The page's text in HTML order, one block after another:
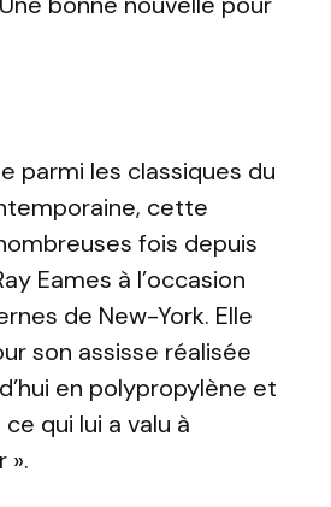
parmi les classiques du
cette
fois depuis
Eames à l’occasion
de New-York. Elle
son assisse réalisée
en polypropylène et
qui lui a valu à
».